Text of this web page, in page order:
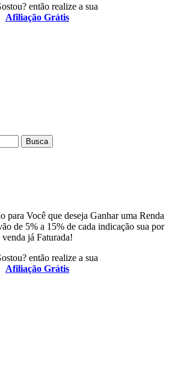
então realize a sua
Afiliação Grátis
Busca
para Você que deseja Ganhar uma Renda
de 5% a 15% de cada indicação sua por
venda já Faturada!
então realize a sua
Afiliação Grátis